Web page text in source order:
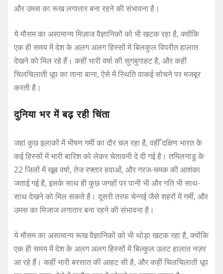
और उमस का रूख लगातार बना रहने की संभावना है।
ये मौसम का असामान्य मिज़ाज वैज्ञानिकों को भी खटक रहा है, क्योंकि
एक ही समय में देश के अलग अलग हिस्सों में बिलकुल विपरीत हालात
देखने को मिल रहे हैं। कहीं भारी वर्षा की सुगबुगाहट है, और कहीं
चिलचिलाती धूप का ताना बाना, ऐसे में स्थिति वाकई सोचने पर मजबूर
करती है।
दुनिया भर में बढ़ रही चिंता
जहां कुछ इलाकों में भीषण गर्मी का दौर चल रहा है, वहीँ दक्षिण भारत के
कई हिस्सों में भारी बारिश को लेकर चेतावनी दे दी गई है। तमिलनाडु के
22 जिलों में खूब वर्षा, तेज रफ्तार हवाओं, और गरज-चमक की आशंका
जताई गई है, इसके साथ ही कुछ जगहों पर पानी भी और गति भी साथ-
साथ देखने को मिल सकते है। दूसरी तरफ चेन्नई जैसे शहरों में गर्मी, और
उमस का मिजाज लगातार बना रहने की संभावना है।
ये मौसम का असामान्य रूख वैज्ञानिकों को भी थोड़ा खटक रहा है, क्योंकि
एक ही समय में देश के अलग अलग हिस्सों में बिल्कुल उलट हालात नज़र
आ रहे हैं। कहीं भारी बरसात की आहट सी है, और कहीं चिलचिलाती धूप